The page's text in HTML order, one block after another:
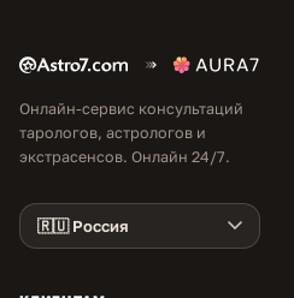
Онлайн-сервис консультаций
тарологов, астрологов и
экстрасенсов. Онлайн 24/7.